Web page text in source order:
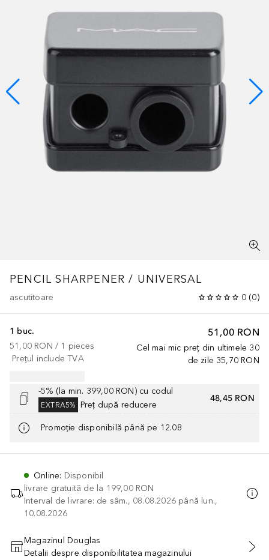
PENCIL SHARPENER / UNIVERSAL
ascutitoare 0 (0)
51,00 RON
Cel mai mic preț din ultimele 30
de zile 35,70 RON
1 buc.
51,00 RON / 1 pieces
Prețul include TVA
-5% (la min. 399,00 RON) cu codul
EXTRA5% Preț după reducere
48,45 RON
Promoție disponibilă până pe 12.08
Online: Disponibil
livrare gratuită de la 199,00 RON
Interval de livrare: de sâm., 08.08.2026 până lun.,
10.08.2026
ADĂUGAȚI ÎN COŞ
Magazinul Douglas
Detalii despre disponibilitatea magazinului